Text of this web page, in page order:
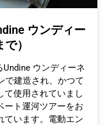
ウンディー
）
Undine ウンディーネ
で建造され、かつて
て使用されていまし
ート運河ツアーをお
ています。電動エン